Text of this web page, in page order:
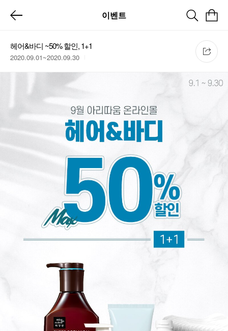
이벤트
헤어&바디 ~50% 할인, 1+1
2020.09.01~2020.09.30